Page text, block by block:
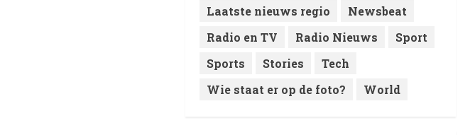
Laatste nieuws regio
Newsbeat
Radio en TV
Radio Nieuws
Sport
Sports
Stories
Tech
Wie staat er op de foto?
World